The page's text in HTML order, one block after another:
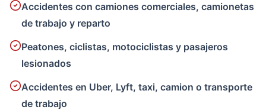
Accidentes con camiones comerciales, camionetas
de trabajo y reparto
Peatones, ciclistas, motociclistas y pasajeros
lesionados
Accidentes en Uber, Lyft, taxi, camion o transporte
de trabajo